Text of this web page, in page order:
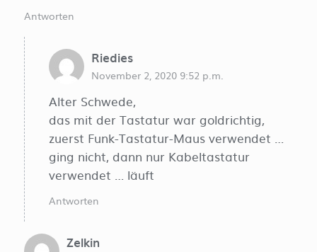
Antworten
Riedies
November 2, 2020 9:52 p.m.
Alter Schwede,
das mit der Tastatur war goldrichtig,
zuerst Funk-Tastatur-Maus verwendet …
ging nicht, dann nur Kabeltastatur
verwendet … läuft
Antworten
Zelkin